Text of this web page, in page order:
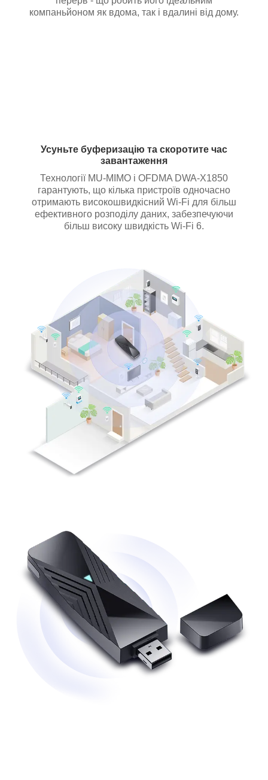
компаньйоном як вдома, так і вдалині від дому.
Усуньте буферизацію та скоротите час
завантаження
Технології MU-MIMO і OFDMA DWA-X1850
гарантують, що кілька пристроїв одночасно
отримають високошвидкісний Wi-Fi для більш
ефективного розподілу даних, забезпечуючи
більш високу швидкість Wi-Fi 6.